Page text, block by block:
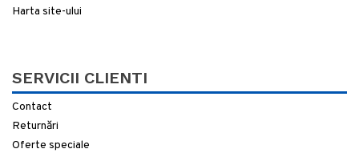
Harta site-ului
SERVICII CLIENTI
Contact
Returnări
Oferte speciale